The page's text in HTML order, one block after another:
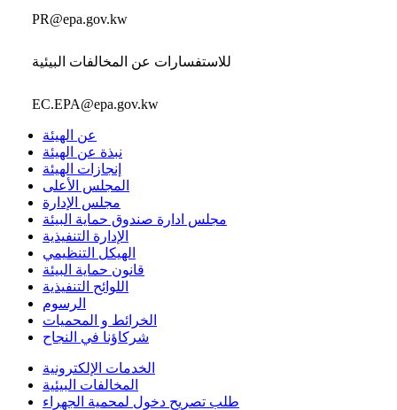
PR@epa.gov.kw
للاستفسارات عن المخالفات البيئية
EC.EPA@epa.gov.kw
عن الهيئة
نبذة عن الهيئة
إنجازات الهيئة
المجلس الأعلى
مجلس الإدارة
مجلس ادارة صندوق حماية البيئة
الإدارة التنفيذية
الهيكل التنظيمي
قانون حماية البيئة
اللوائح التنفيذية
الرسوم
الخرائط و المحميات
شركاؤنا في النجاح
الخدمات الإلكترونية
المخالفات البيئية
طلب تصريح دخول لمحمية الجهراء